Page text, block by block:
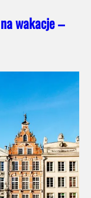
wakacje –